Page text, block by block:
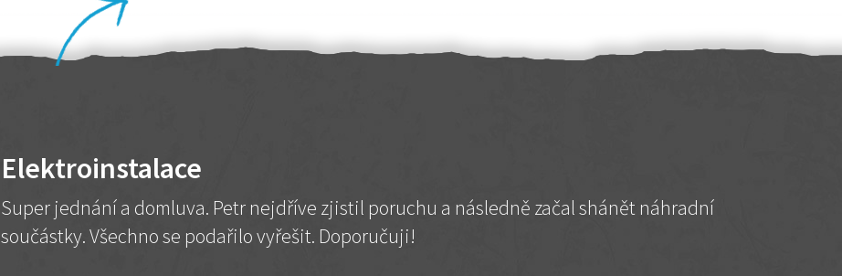
Elektroinstalace
Super jednání a domluva. Petr nejdříve zjistil poruchu a následně začal shánět náhradní
součástky. Všechno se podařilo vyřešit. Doporučuji!